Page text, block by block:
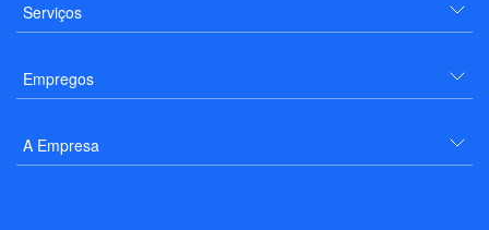
Serviços
Empregos
A Empresa